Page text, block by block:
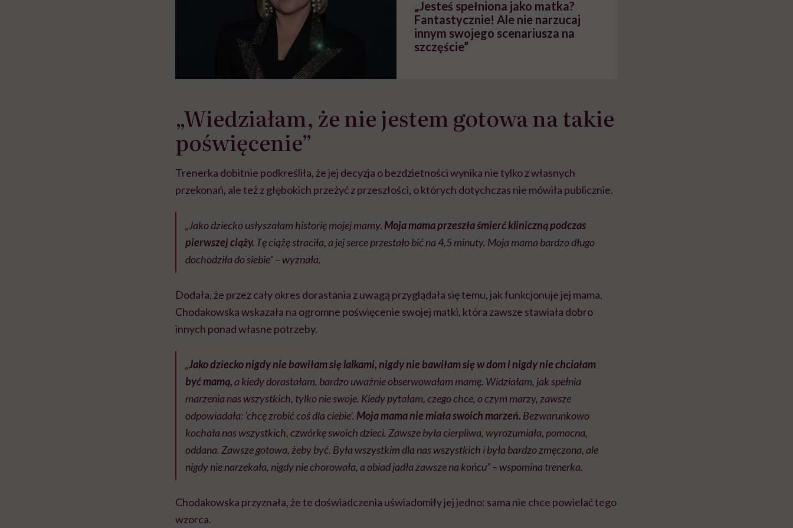
„Jesteś spełniona jako matka?
Fantastycznie! Ale nie narzucaj
innym swojego scenariusza na
szczęście”
„Wiedziałam, że nie jestem gotowa na takie
poświęcenie”
Trenerka dobitnie podkreśliła, że jej decyzja o bezdzietności wynika nie tylko z własnych
przekonań, ale też z głębokich przeżyć z przeszłości, o których dotychczas nie mówiła publicznie.
„Jako dziecko usłyszałam historię mojej mamy.Moja mama przeszła śmierć kliniczną podczas
pierwszej ciąży. Tę ciążę straciła, a jej serce przestało bić na 4,5 minuty. Moja mama bardzo długo
dochodziła do siebie” – wyznała.
Dodała, że przez cały okres dorastania z uwagą przyglądała się temu, jak funkcjonuje jej mama.
Chodakowska wskazała na ogromne poświęcenie swojej matki, która zawsze stawiała dobro
innych ponad własne potrzeby.
„Jako dziecko nigdy nie bawiłam się lalkami, nigdy nie bawiłam się w dom i nigdy nie chciałam
być mamą,a kiedy dorastałam, bardzo uważnie obserwowałam mamę. Widziałam, jak spełnia
marzenia nas wszystkich, tylko nie swoje. Kiedy pytałam, czego chce, o czym marzy, zawsze
odpowiadała: 'chcę zrobić coś dla ciebie’.Moja mama nie miała swoich marzeń. Bezwarunkowo
kochała nas wszystkich, czwórkę swoich dzieci. Zawsze była cierpliwa, wyrozumiała, pomocna,
oddana. Zawsze gotowa, żeby być. Była wszystkim dla nas wszystkich i była bardzo zmęczona, ale
nigdy nie narzekała, nigdy nie chorowała, a obiad jadła zawsze na końcu”– wspomina trenerka.
Chodakowska przyznała, że te doświadczenia uświadomiły jej jedno: sama nie chce powielać tego
wzorca.